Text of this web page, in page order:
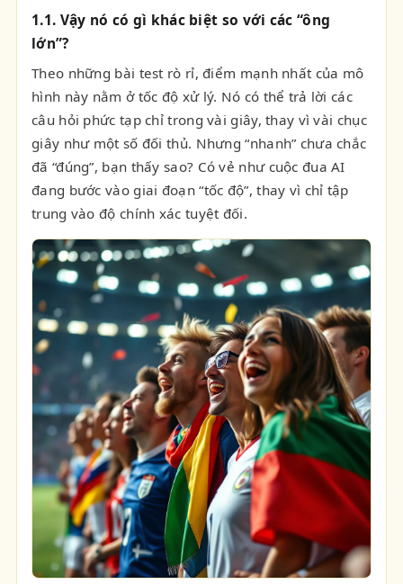
1.1. Vậy nó có gì khác biệt so với các “ông
lớn”?
Theo những bài test rò rỉ, điểm mạnh nhất của mô
hình này nằm ở tốc độ xử lý. Nó có thể trả lời các
câu hỏi phức tạp chỉ trong vài giây, thay vì vài chục
giây như một số đối thủ. Nhưng “nhanh” chưa chắc
đã “đúng”, bạn thấy sao? Có vẻ như cuộc đua AI
đang bước vào giai đoạn “tốc độ”, thay vì chỉ tập
trung vào độ chính xác tuyệt đối.